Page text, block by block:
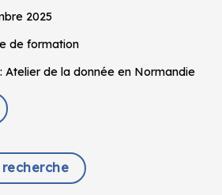
2025
de formation
Atelier de la donnée en Normandie